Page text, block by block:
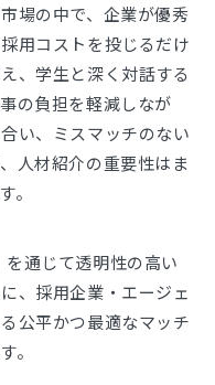
場の中で、企業が優秀
用コストを投じるだけ
、学生と深く対話する
の負担を軽減しなが
い、ミスマッチのない
人材紹介の重要性はま
。
通じて透明性の高い
、採用企業・エージェ
公平かつ最適なマッチ
。